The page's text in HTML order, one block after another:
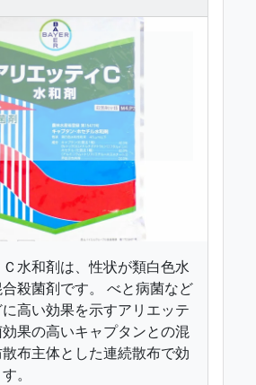
水和剤は、性状が類白色水
殺菌剤です。 べと病菌など
高い効果を示すアリエッテ
果の高いキャプタンとの混
布主体とした連続散布で効
。